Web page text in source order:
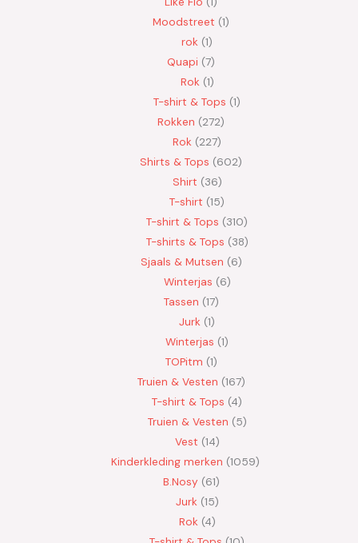
Moodstreet 1
rok 1
Quapi 7
Rok 1
T-shirt & Tops 1
Rokken 272
Rok 227
Shirts & Tops 602
Shirt 36
T-shirt 15
T-shirt & Tops 310
T-shirts & Tops 38
Sjaals & Mutsen 6
Winterjas 6
Tassen 17
Jurk 1
Winterjas 1
TOPitm 1
Truien & Vesten 167
T-shirt & Tops 4
Truien & Vesten 5
Vest 14
Kinderkleding merken 1059
B.Nosy 61
Jurk 15
Rok 4